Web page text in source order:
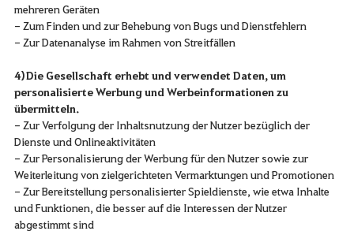
mehreren Geräten
- Zum Finden und zur Behebung von Bugs und Dienstfehlern
- Zur Datenanalyse im Rahmen von Streitfällen
4) Die Gesellschaft erhebt und verwendet Daten, um
personalisierte Werbung und Werbeinformationen zu
übermitteln.
- Zur Verfolgung der Inhaltsnutzung der Nutzer bezüglich der
Dienste und Onlineaktivitäten
- Zur Personalisierung der Werbung für den Nutzer sowie zur
Weiterleitung von zielgerichteten Vermarktungen und Promotionen
- Zur Bereitstellung personalisierter Spieldienste, wie etwa Inhalte
und Funktionen, die besser auf die Interessen der Nutzer
abgestimmt sind